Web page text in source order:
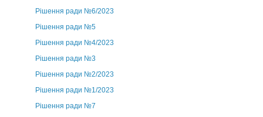
Рішення ради №6/2023
Рішення ради №5
Рішення ради №4/2023
Рішення ради №3
Рішення ради №2/2023
Рішення ради №1/2023
Рішення ради №7